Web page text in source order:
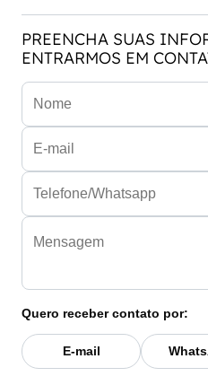
PREENCHA SUAS
ENTRARMOS EM
Quero receber contato por:
E-mail